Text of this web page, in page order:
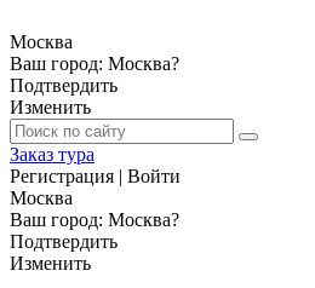
Москва
Ваш город: Москва?
Подтвердить
Изменить
Заказ тура
Регистрация | Войти
Москва
Ваш город: Москва?
Подтвердить
Изменить